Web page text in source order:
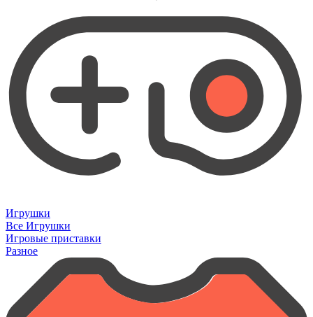
Игрушки
Все Игрушки
Игровые приставки
Разное